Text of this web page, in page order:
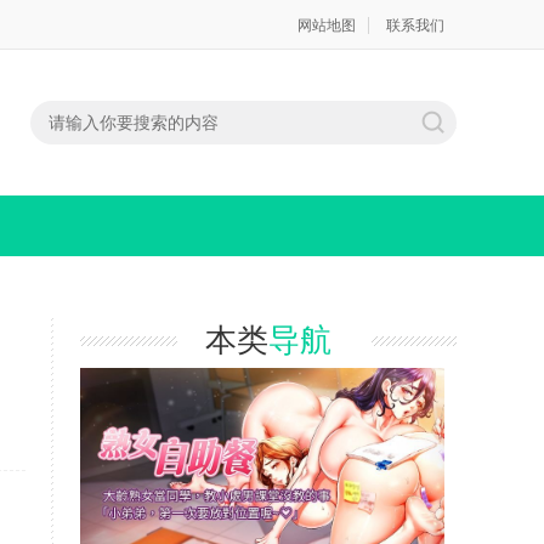
网站地图 联系我们
本类导航